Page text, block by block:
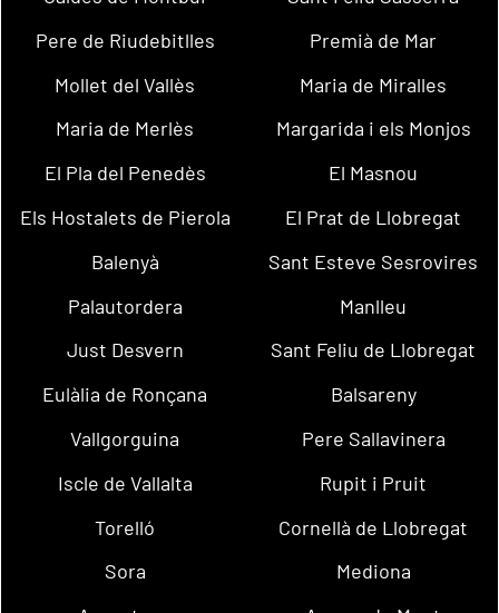
Pere de Riudebitlles
Premià de Mar
Mollet del Vallès
Maria de Miralles
Maria de Merlès
Margarida i els Monjos
El Pla del Penedès
El Masnou
Els Hostalets de Pierola
El Prat de Llobregat
Balenyà
Sant Esteve Sesrovires
Palautordera
Manlleu
Just Desvern
Sant Feliu de Llobregat
Eulàlia de Ronçana
Balsareny
Vallgorguina
Pere Sallavinera
Iscle de Vallalta
Rupit i Pruit
Torelló
Cornellà de Llobregat
Sora
Mediona